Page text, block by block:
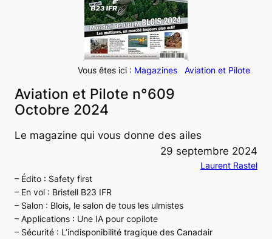
h
e
r
Vous êtes ici : Magazines Aviation et Pilote
Aviation et Pilote n°609
Octobre 2024
Le magazine qui vous donne des ailes
29 septembre 2024
Laurent Rastel
– Édito : Safety first
– En vol : Bristell B23 IFR
– Salon : Blois, le salon de tous les ulmistes
– Applications : Une IA pour copilote
– Sécurité : L’indisponibilité tragique des Canadair